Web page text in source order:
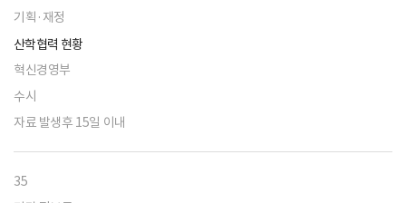
기획·재정
산학협력 현황
혁신경영부
수시
자료 발생후 15일 이내
35